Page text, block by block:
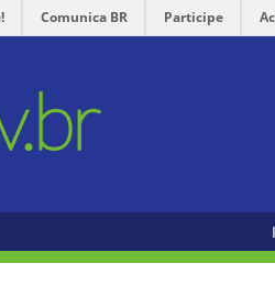
Comunica BR Participe